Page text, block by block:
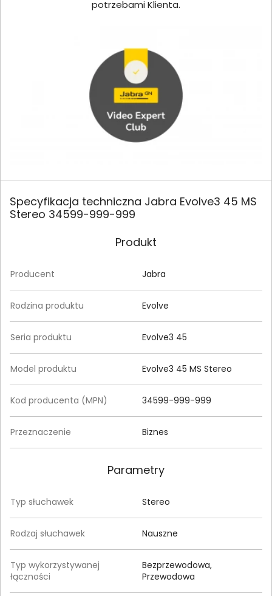
potrzebami Klienta.
Specyfikacja techniczna Jabra Evolve3 45 MS
Stereo 34599-999-999
Produkt
Producent Jabra
Rodzina produktu Evolve
Seria produktu Evolve3 45
Model produktu Evolve3 45 MS Stereo
Kod producenta (MPN) 34599-999-999
Przeznaczenie Biznes
Parametry
Typ słuchawek Stereo
Rodzaj słuchawek Nauszne
Typ wykorzystywanej
łączności
Bezprzewodowa,
Przewodowa